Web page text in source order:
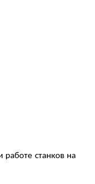
работе станков на